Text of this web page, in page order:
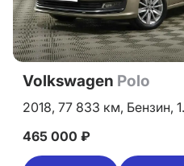
Volkswagen Polo
2018, 77 833 км, Бензин,
465 000 ₽